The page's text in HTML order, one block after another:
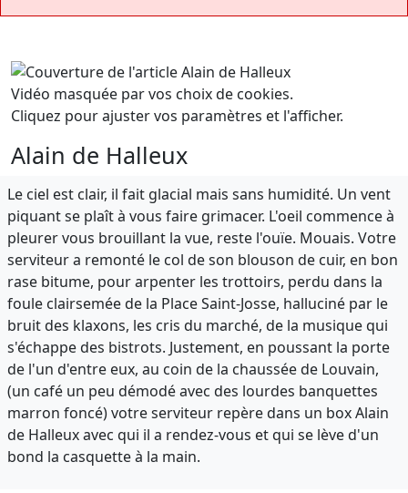
Vidéo masquée par vos choix de cookies.
Cliquez pour ajuster vos paramètres et l'afficher.
Alain de Halleux
Le ciel est clair, il fait glacial mais sans humidité. Un vent
piquant se plaît à vous faire grimacer. L'oeil commence à
pleurer vous brouillant la vue, reste l'ouïe. Mouais. Votre
serviteur a remonté le col de son blouson de cuir, en bon
rase bitume, pour arpenter les trottoirs, perdu dans la
foule clairsemée de la Place Saint-Josse, halluciné par le
bruit des klaxons, les cris du marché, de la musique qui
s'échappe des bistrots. Justement, en poussant la porte
de l'un d'entre eux, au coin de la chaussée de Louvain,
(un café un peu démodé avec des lourdes banquettes
marron foncé) votre serviteur repère dans un box Alain
de Halleux avec qui il a rendez-vous et qui se lève d'un
bond la casquette à la main.